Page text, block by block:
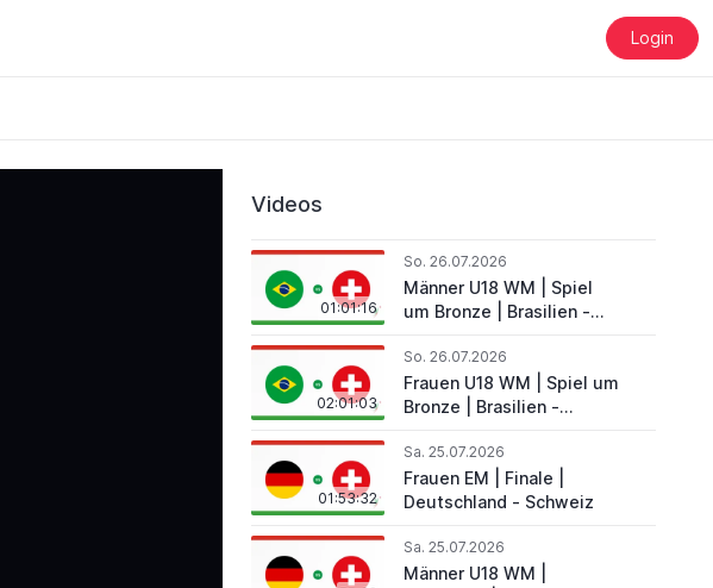
Login
Videos
01:01:16
So. 26.07.2026
Männer U18 WM | Spiel
um Bronze | Brasilien -
02:01:03
So. 26.07.2026
Frauen U18 WM | Spiel um
Bronze | Brasilien -
01:53:32
Sa. 25.07.2026
Frauen EM | Finale |
Deutschland - Schweiz
Sa. 25.07.2026
Männer U18 WM |